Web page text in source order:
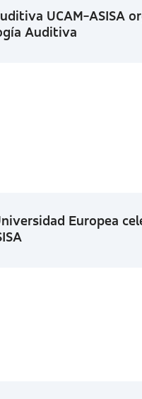
UCAM-ASISA
Auditiva
Europea